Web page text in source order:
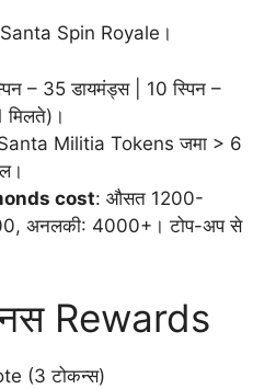
Spin Royale।
– 35 डायमंड्स | 10 स्पिन –
मिलते)।
Militia Tokens जमा > 6
cost: औसत 1200-
अनलकी: 4000+। टोप-अप से
Rewards
(3 टोकन्स)